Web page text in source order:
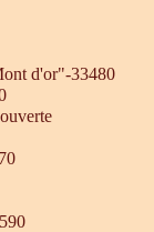
d'or"-33480